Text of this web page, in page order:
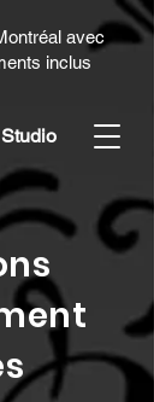
avec
inclus